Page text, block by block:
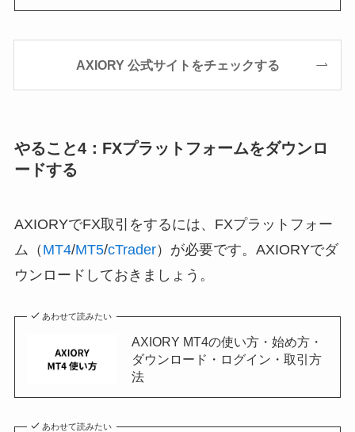
AXIORY 公式サイトをチェックする
やること4：FXプラットフォームをダウンロ
ードする
AXIORYでFX取引をするには、FXプラットフォー
ム（ MT4/MT5/cTrader）が必要です。AXIORYでダ
ウンロードしておきましょう。
あわせて読みたい
AXIORY MT4の使い方・始め方・
ダウンロード・ログイン・取引方
法
あわせて読みたい